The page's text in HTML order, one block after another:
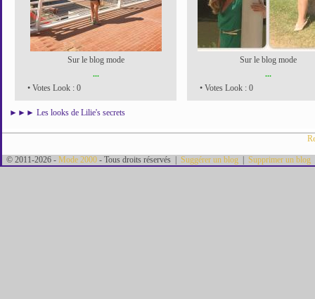
Sur le blog mode
...
• Votes Look : 0
Sur le blog mode
...
• Votes Look : 0
►►► Les looks de Lilie's secrets
© 2011-2026 - Mode 2000 - Tous droits réservés | Suggérer un blog Supprimer un blog